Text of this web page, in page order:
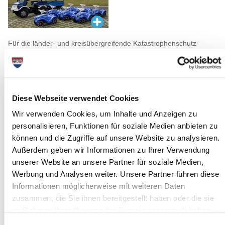
Diese Webseite verwendet Cookies
Wir verwenden Cookies, um Inhalte und Anzeigen zu
personalisieren, Funktionen für soziale Medien anbieten zu
können und die Zugriffe auf unsere Website zu analysieren.
Außerdem geben wir Informationen zu Ihrer Verwendung
unserer Website an unsere Partner für soziale Medien,
Werbung und Analysen weiter. Unsere Partner führen diese
Informationen möglicherweise mit weiteren Daten
zusammen, die Sie ihnen bereitgestellt haben oder die sie
Für die länder- und kreisübergreifende Katastrophenschutz-
noch Verletztendarsteller.
Tag.
Ein „Massenanfall von Verletzten“ ist Thema der Übung. Geübt
wird an den Örtlichkeiten eines Rockfestivals im Kreis Steinburg.
Ja, Sie haben richtig geraten: Es geht um Wacken. Detaillierte
Hintergründe sollen noch nicht verraten werden, nur so viel: Die
Wetterlage spielt eine entscheidende Rolle.
Bei der Übung soll simuliert werden, dass die Kräfte des
Rettungsdienstes vor Ort nicht ausreichen, um alle Verletzten zu
versorgen. Der Katastrophenfall wird ausgelöst und Kräfte aus
anderen Kreisen bzw. anderen Ländern werden angefordert.